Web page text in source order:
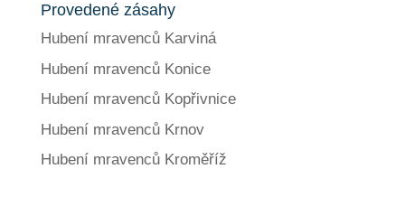
Provedené zásahy
Hubení mravenců Karviná
Hubení mravenců Konice
Hubení mravenců Kopřivnice
Hubení mravenců Krnov
Hubení mravenců Kroměříž